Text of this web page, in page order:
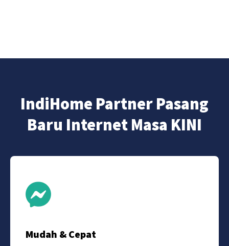
IndiHome Partner Pasang
Baru Internet Masa KINI
Mudah & Cepat